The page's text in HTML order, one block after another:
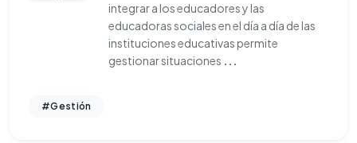
integrar a los educadores y las
educadoras sociales en el día a día de las
instituciones educativas permite
gestionar situaciones ...
#Gestión